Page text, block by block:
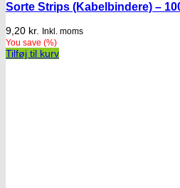
Sorte Strips (Kabelbindere) –
9,20 kr. Inkl. moms
You save (%)
Tilføj til kurv